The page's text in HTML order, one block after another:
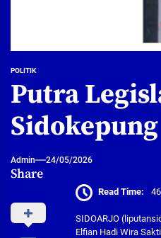
POLITIK
Putra
Sidokepung
Admin 24/05/2026
Share
Read Time:
SIDOARJO
Elfian Hadi Wira